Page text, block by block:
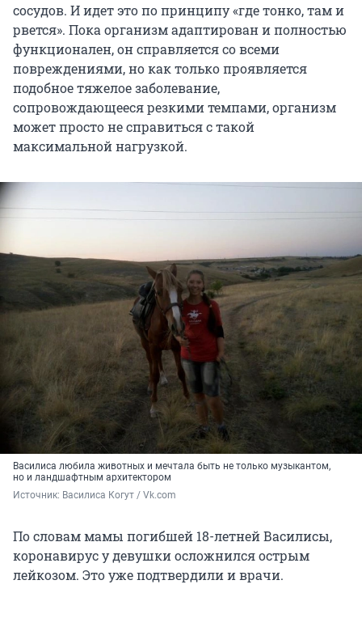
сосудов. И идет это по принципу «где тонко, там и
рвется». Пока организм адаптирован и полностью
функционален, он справляется со всеми
повреждениями, но как только проявляется
подобное тяжелое заболевание,
сопровождающееся резкими темпами, организм
может просто не справиться с такой
максимальной нагрузкой.
Василиса любила животных и мечтала быть не только музыкантом,
но и ландшафтным архитектором
Источник: Василиса Когут / Vk.com
По словам мамы погибшей 18-летней Василисы,
коронавирус у девушки осложнился острым
лейкозом. Это уже подтвердили и врачи.